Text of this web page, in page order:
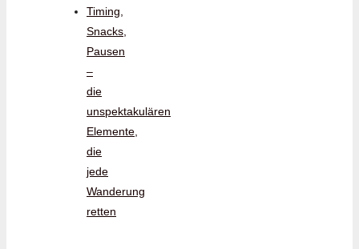
Timing,
Snacks,
Pausen
–
die
unspektakulären
Elemente,
die
jede
Wanderung
retten